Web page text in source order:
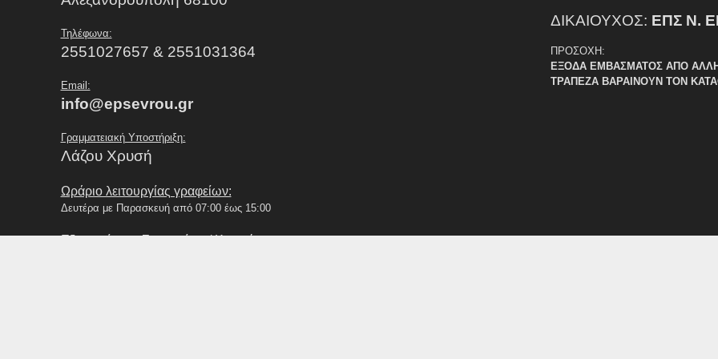
Τηλέφωνα:
2551027657 & 2551031364
Email:
info@epsevrou.gr
Γραμματειακή Υποστήριξη:
Λάζου Χρυσή
Ωράριο λειτουργίας γραφείων:
Δευτέρα με Παρασκευή από 07:00 έως 15:00
Εξυπηρέτηση Σωματείων / Κοινού:
ΔΙΚΑΙΟΥΧΟΣ: ΕΠΣ Ν.
ΠΡΟΣΟΧΗ:
ΕΞΟΔΑ ΕΜΒΑΣΜΑΤΟΣ ΑΠΟ ΑΛΛΗ
ΤΡΑΠΕΖΑ ΒΑΡΑΙΝΟΥΝ ΤΟΝ